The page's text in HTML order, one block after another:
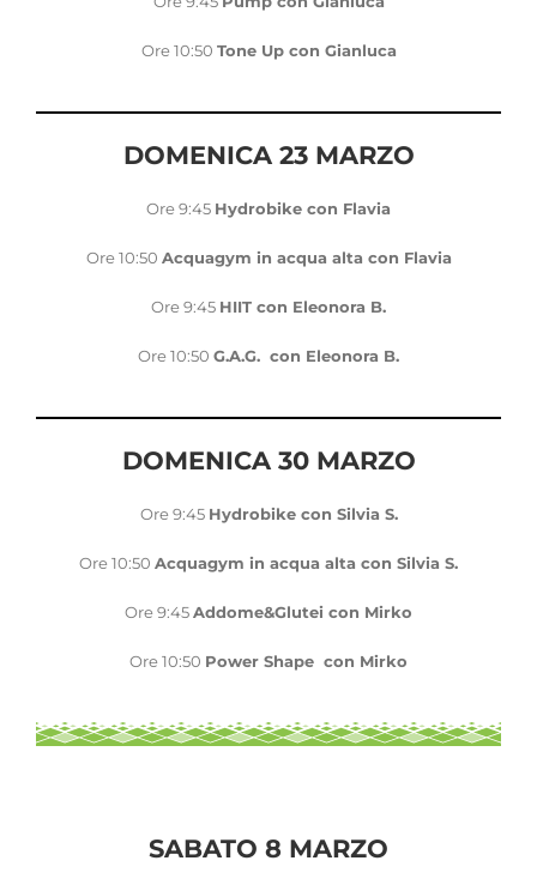
Ore 10:50 Tone Up con Gianluca
DOMENICA 23 MARZO
Ore 9:45 Hydrobike con Flavia
Ore 10:50 Acquagym in acqua alta con Flavia
Ore 9:45 HIIT con Eleonora B.
Ore 10:50 G.A.G. con Eleonora B.
DOMENICA 30 MARZO
Ore 9:45 Hydrobike con Silvia S.
Ore 10:50 Acquagym in acqua alta con Silvia S.
Ore 9:45Addome&Glutei con Mirko
Ore 10:50 Power Shape con Mirko
SABATO 8 MARZO